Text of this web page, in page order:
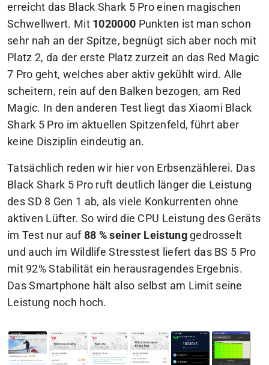
erreicht das Black Shark 5 Pro einen magischen
Schwellwert. Mit 1020000 Punkten ist man schon
sehr nah an der Spitze, begnügt sich aber noch mit
Platz 2, da der erste Platz zurzeit an das Red Magic
7 Pro geht, welches aber aktiv gekühlt wird. Alle
scheitern, rein auf den Balken bezogen, am Red
Magic. In den anderen Test liegt das Xiaomi Black
Shark 5 Pro im aktuellen Spitzenfeld, führt aber
keine Disziplin eindeutig an.
Tatsächlich reden wir hier von Erbsenzählerei. Das
Black Shark 5 Pro ruft deutlich länger die Leistung
des SD 8 Gen 1 ab, als viele Konkurrenten ohne
aktiven Lüfter. So wird die CPU Leistung des Geräts
im Test nur auf 88 % seiner Leistunggedrosselt
und auch im Wildlife Stresstest liefert das BS 5 Pro
mit 92% Stabilität ein herausragendes Ergebnis.
Das Smartphone hält also selbst am Limit seine
Leistung noch hoch.